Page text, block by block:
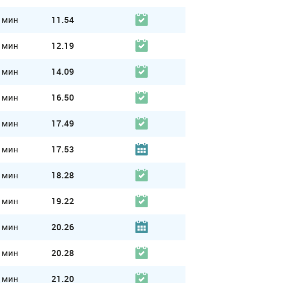
мин 11.54
мин 12.19
мин 14.09
мин 16.50
мин 17.49
мин 17.53
мин 18.28
мин 19.22
мин 20.26
мин 20.28
мин
21.20